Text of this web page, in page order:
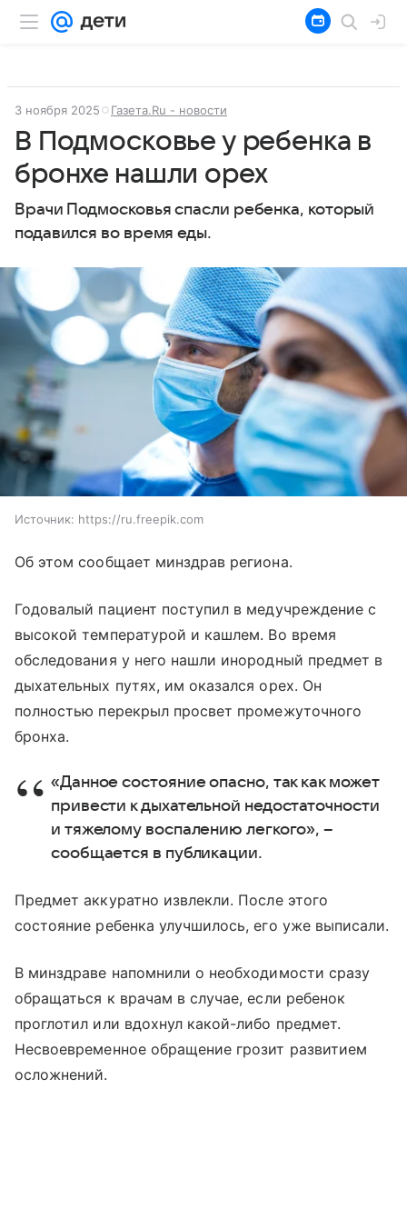
3 ноября 2025 Газета.Ru - новости
В Подмосковье у ребенка в
бронхе нашли орех
Врачи Подмосковья спасли ребенка, который
подавился во время еды.
Источник: https://ru.freepik.com
Об этом сообщает минздрав региона.
Годовалый пациент поступил в медучреждение с
высокой температурой и кашлем. Во время
обследования у него нашли инородный предмет в
дыхательных путях, им оказался орех. Он
полностью перекрыл просвет промежуточного
бронха.
«Данное состояние опасно, так как может
привести к дыхательной недостаточности
и тяжелому воспалению легкого», –
сообщается в публикации.
Предмет аккуратно извлекли. После этого
состояние ребенка улучшилось, его уже выписали.
В минздраве напомнили о необходимости сразу
обращаться к врачам в случае, если ребенок
проглотил или вдохнул какой-либо предмет.
Несвоевременное обращение грозит развитием
осложнений.